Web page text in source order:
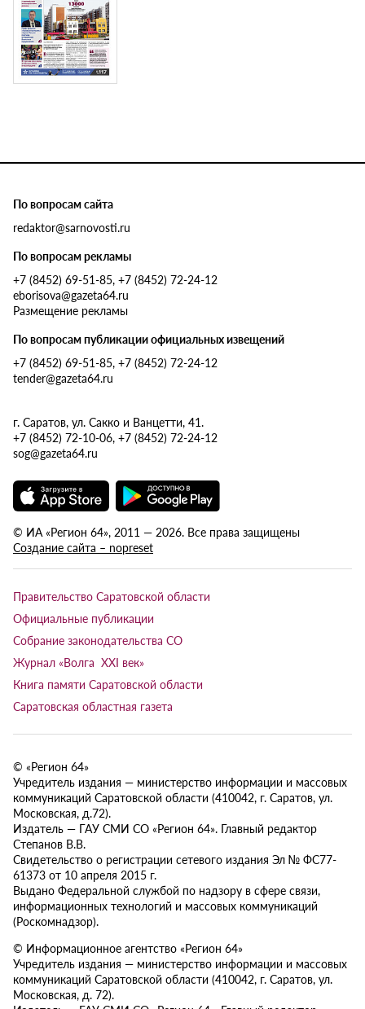
По вопросам сайта
redaktor@sarnovosti.ru
По вопросам рекламы
+7 (8452) 69-51-85, +7 (8452) 72-24-12
eborisova@gazeta64.ru
Размещение рекламы
По вопросам публикации официальных извещений
+7 (8452) 69-51-85, +7 (8452) 72-24-12
tender@gazeta64.ru
г. Саратов, ул. Сакко и Ванцетти, 41.
+7 (8452) 72-10-06, +7 (8452) 72-24-12
sog@gazeta64.ru
© ИА «Регион 64», 2011 — 2026. Все права защищены
Создание сайта – nopreset
Правительство Саратовской области
Официальные публикации
Собрание законодательства СО
Журнал «Волга XXI век»
Книга памяти Саратовской области
Саратовская областная газета
© «Регион 64»
Учредитель издания — министерство информации и массовых
коммуникаций Саратовской области (410042, г. Саратов, ул.
Московская, д.72).
Издатель — ГАУ СМИ СО «Регион 64». Главный редактор
Степанов В.В.
Свидетельство о регистрации сетевого издания Эл № ФС77-
61373 от 10 апреля 2015 г.
Выдано Федеральной службой по надзору в сфере связи,
информационных технологий и массовых коммуникаций
(Роскомнадзор).
© Информационное агентство «Регион 64»
Учредитель издания — министерство информации и массовых
коммуникаций Саратовской области (410042, г. Саратов, ул.
Московская, д. 72).